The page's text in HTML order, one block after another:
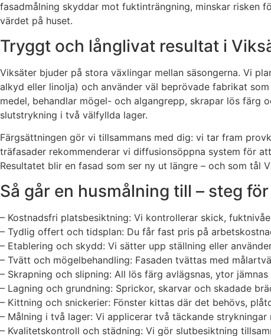
fasadmålning skyddar mot fuktinträngning, minskar risken
värdet på huset.
Tryggt och långlivat resultat i
Viksäter bjuder på stora växlingar mellan säsongerna. Vi
alkyd eller linolja) och använder väl beprövade fabrikat
medel, behandlar mögel- och algangrepp, skrapar lös färg
slutstrykning i två välfyllda lager.
Färgsättningen gör vi tillsammans med dig: vi tar fram
träfasader rekommenderar vi diffusionsöppna system för
Resultatet blir en fasad som ser ny ut längre – och som tål
Så går en husmålning till – steg
– Kostnadsfri platsbesiktning: Vi kontrollerar skick,
– Tydlig offert och tidsplan: Du får fast pris på
– Etablering och skydd: Vi sätter upp ställning eller
– Tvätt och mögelbehandling: Fasaden tvättas med
– Skrapning och slipning: All lös färg avlägsnas, ytor
– Lagning och grundning: Sprickor, skarvar och skadade
– Kittning och snickerier: Fönster kittas där det behövs,
– Målning i två lager: Vi applicerar två täckande
– Kvalitetskontroll och städning: Vi gör slutbesiktning